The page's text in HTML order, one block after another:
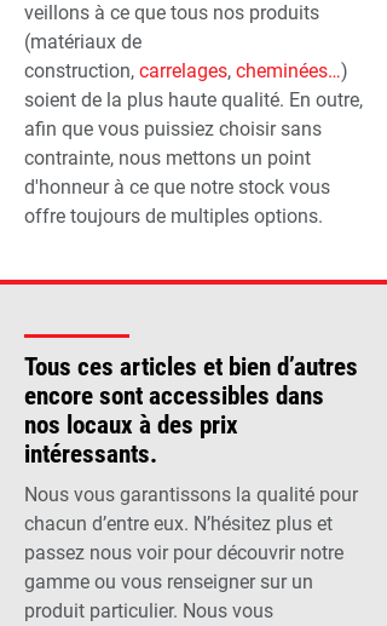
veillons à ce que tous nos produits
(matériaux de
construction, carrelages, cheminées…)
soient de la plus haute qualité. En outre,
afin que vous puissiez choisir sans
contrainte, nous mettons un point
d'honneur à ce que notre stock vous
offre toujours de multiples options.
Tous ces articles et bien d’autres
encore sont accessibles dans
nos locaux à des prix
intéressants.
Nous vous garantissons la qualité pour
chacun d’entre eux. N’hésitez plus et
passez nous voir pour découvrir notre
gamme ou vous renseigner sur un
produit particulier. Nous vous